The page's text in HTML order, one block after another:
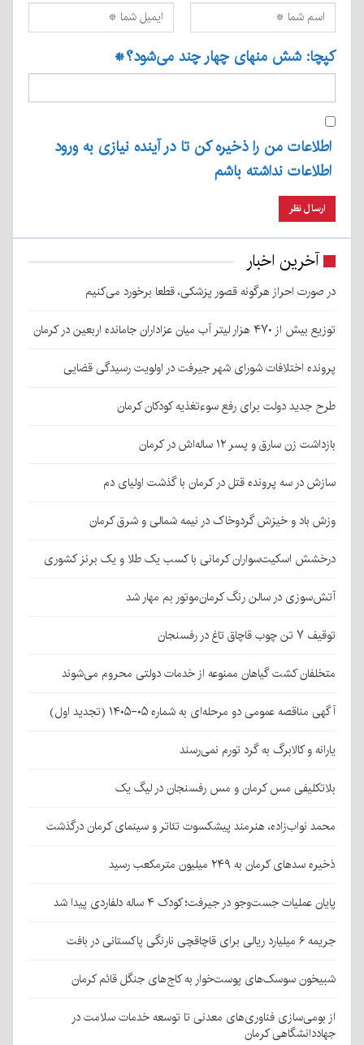
کپچا: شش منهای چهار چند می‌شود؟*
اطلاعات من را ذخیره کن تا در آینده نیازی به ورود
اطلاعات نداشته باشم
آخرین اخبار
در صورت احراز هرگونه قصور پزشکی، قطعا برخورد می‌کنیم
توزیع بیش از ۴۷۰ هزار لیتر آب میان عزاداران جامانده اربعین در کرمان
پرونده اختلافات شورای شهر جیرفت در اولویت رسیدگی قضایی
طرح جدید دولت برای رفع سوءتغذیه کودکان کرمان
بازداشت زن سارق و پسر ۱۲ ساله‌اش در کرمان
سازش در سه پرونده قتل در کرمان با گذشت اولیای دم
وزش باد و خیزش گردوخاک در نیمه شمالی و شرق کرمان
درخشش اسکیت‌سواران کرمانی با کسب یک طلا و یک برنز کشوری
آتش‌سوزی در سالن رنگ کرمان‌موتور بم مهار شد
توقیف ۷ تن چوب قاچاق تاغ در رفسنجان
متخلفان کشت گیاهان ممنوعه از خدمات دولتی محروم می‌شوند
آگهی مناقصه عمومی دو مرحله‌ای به شماره ۰۵-۱۴۰۵ (تجدید اول)
یارانه و کالابرگ به گرد تورم نمی‌رسند
بلاتکلیفی مس کرمان و مس رفسنجان در لیگ یک
محمد نواب‌زاده، هنرمند پیشکسوت تئاتر و سینمای کرمان درگذشت
ذخیره سدهای کرمان به ۲۴۹ میلیون مترمکعب رسید
پایان عملیات جست‌وجو در جیرفت؛ کودک ۴ ساله دلفاردی پیدا شد
جریمه ۶ میلیارد ریالی برای قاچاقچی نارنگی پاکستانی در بافت
شبیخون سوسک‌های پوست‌خوار به کاج‌های جنگل قائم کرمان
از بومی‌سازی فناوری‌های معدنی تا توسعه خدمات سلامت در
جهاددانشگاهی کرمان